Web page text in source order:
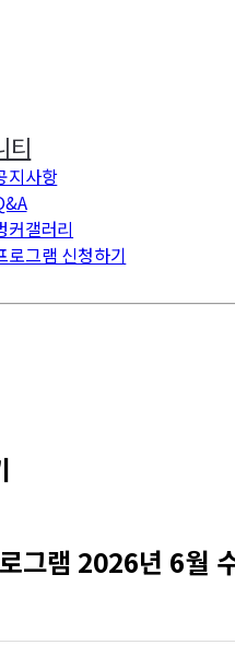
티
지사항
커갤러리
로그램 신청하기
그램 2026년 6월